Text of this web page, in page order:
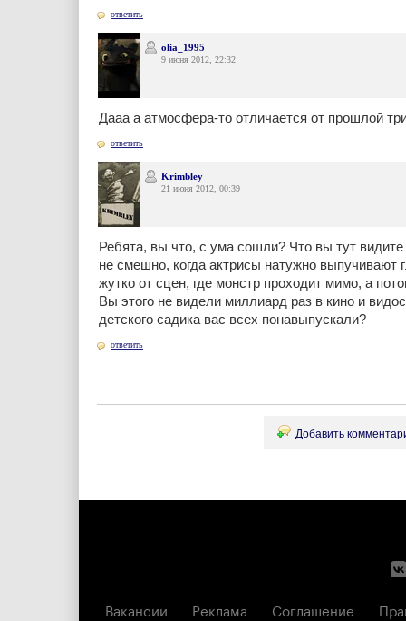
ответить
olia_1995
9 июня 2012, 22:32
Дааа а атмосфера-то отличается от прошлой
ответить
Krimbley
21 июня 2012, 00:39
Ребята, вы что, с ума сошли? Что вы тут
не смешно, когда актрисы натужно выпучивают
жутко от сцен, где монстр проходит мимо, а
Вы этого не видели миллиард раз в кино и
детского садика вас всех понавыпускали?
ответить
Добавить
Вакансии Реклама Соглашение